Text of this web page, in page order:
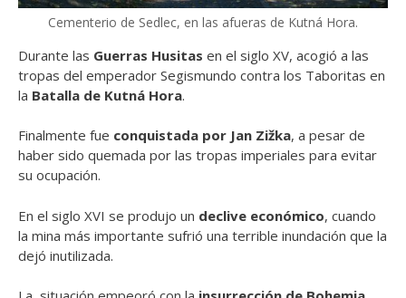
Cementerio de Sedlec, en las afueras de Kutná Hora.
Durante las Guerras Husitas en el siglo XV, acogió a las
tropas del emperador Segismundo contra los Taboritas en
la Batalla de Kutná Hora.
Finalmente fue conquistada por Jan Zižka, a pesar de
haber sido quemada por las tropas imperiales para evitar
su ocupación.
En el siglo XVI se produjo un declive económico, cuando
la mina más importante sufrió una terrible inundación que la
dejó inutilizada.